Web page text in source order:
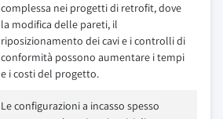
complessa nei progetti di retrofit, dove
la modifica delle pareti, il
riposizionamento dei cavi e i controlli di
conformità possono aumentare i tempi
e i costi del progetto.
Le configurazioni a incasso spesso